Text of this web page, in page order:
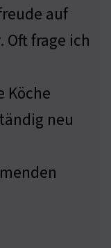
auf
Oft frage ich
Köche
neu